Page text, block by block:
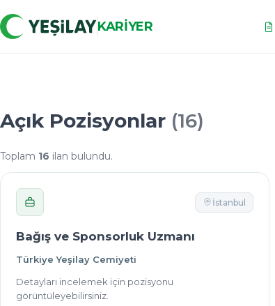
KARİYER
Açık Pozisyonlar (16)
Toplam 16 ilan bulundu.
İstanbul
Bağış ve Sponsorluk Uzmanı
Türkiye Yeşilay Cemiyeti
Detayları incelemek için pozisyonu
görüntüleyebilirsiniz.